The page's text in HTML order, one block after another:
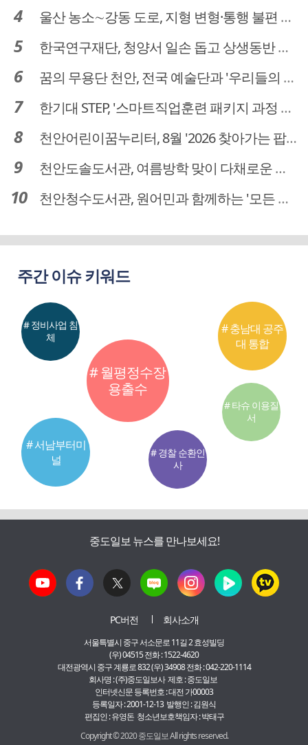
울산 농소∼강동 도로, 지형 변형·통행 불편 해법 찾는다
한국연구재단, 청양서 일손 돕고 상생동반 친구맺기 봉사활동
꿈의 무용단 천안, 전국 예술단과 '우리들의 하모니' 선보여
한기대 STEP, '스마트직업훈련 패키지 과정 3기' 모집
천안어린이꿈누리터, 8월 '2026 찾아가는 팝업놀이터' 운영
천안도솔도서관, 여름방학 맞이 다채로운 독서문화 프로그램 운영
천안청수도서관, 원어민과 함께하는 '모든 영어 모든 독서' 운영
주간 이슈 키워드
# 월평정수장
용출수
# 서남부터미
널
# 충남대 공주
대 통합
# 정비사업 침
체
# 경찰 순환인
사
# 타슈 이용질
서
중도일보 뉴스를 만나보세요!
PC버전 회사소개
서울특별시 중구 서소문로 11길 2 효성빌딩
(우) 04515 전화 : 1522-4620
대전광역시 중구 계룡로 832 (우) 34908 전화 : 042-220-1114
회사명 : (주)중도일보사 제호 : 중도일보
인터넷신문 등록번호 : 대전 가00003
등록일자 : 2001-12-13 발행인 : 김원식
편집인 : 유영돈 청소년보호책임자 : 박태구
Copyright © 2020 중도일보 All rights reserved.